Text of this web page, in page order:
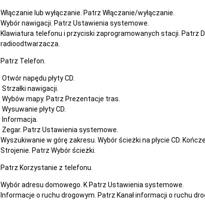
Włączanie lub wyłączanie. Patrz Włączanie/wyłączanie.
Wybór nawigacji. Patrz Ustawienia systemowe.
Klawiatura telefonu i przyciski zaprogramowanych stacji. Patrz
radioodtwarzacza.
Patrz Telefon.
Otwór napędu płyty CD.
Strzałki nawigacji.
Wybów mapy. Patrz Prezentacje tras.
Wysuwanie płyty CD.
Informacja.
Zegar. Patrz Ustawienia systemowe.
Wyszukiwanie w górę zakresu. Wybór ścieżki na płycie CD.
Strojenie. Patrz Wybór ścieżki.
Patrz Korzystanie z telefonu.
Wybór adresu domowego. K Patrz Ustawienia systemowe.
Informacje o ruchu drogowym. Patrz Kanał informacji o ruchu